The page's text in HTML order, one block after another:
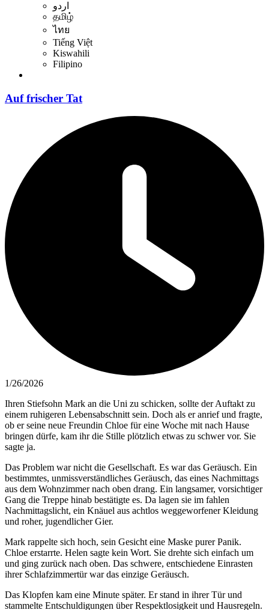
اردو
தமிழ்
ไทย
Tiếng Việt
Kiswahili
Filipino
Auf frischer Tat
1/26/2026
Ihren Stiefsohn Mark an die Uni zu schicken, sollte der Auftakt zu
einem ruhigeren Lebensabschnitt sein. Doch als er anrief und fragte,
ob er seine neue Freundin Chloe für eine Woche mit nach Hause
bringen dürfe, kam ihr die Stille plötzlich etwas zu schwer vor. Sie
sagte ja.
Das Problem war nicht die Gesellschaft. Es war das Geräusch. Ein
bestimmtes, unmissverständliches Geräusch, das eines Nachmittags
aus dem Wohnzimmer nach oben drang. Ein langsamer, vorsichtiger
Gang die Treppe hinab bestätigte es. Da lagen sie im fahlen
Nachmittagslicht, ein Knäuel aus achtlos weggeworfener Kleidung
und roher, jugendlicher Gier.
Mark rappelte sich hoch, sein Gesicht eine Maske purer Panik.
Chloe erstarrte. Helen sagte kein Wort. Sie drehte sich einfach um
und ging zurück nach oben. Das schwere, entschiedene Einrasten
ihrer Schlafzimmertür war das einzige Geräusch.
Das Klopfen kam eine Minute später. Er stand in ihrer Tür und
stammelte Entschuldigungen über Respektlosigkeit und Hausregeln.